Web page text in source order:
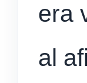
era
al